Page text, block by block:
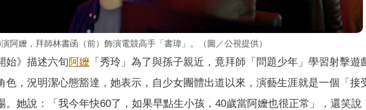
阿嬤，拜師林書函（前）飾演電競高手「書瑋」。（圖／公視提供）
始》描述六旬阿嬤 「秀玲」為了與孫子親近，竟拜師「問題少年」學習射擊遊
色，況明潔心態豁達，她表示，自少女團體出道以來，演藝生涯就是一個「接
。她說：「我今年快60了，如果早點生小孩，40歲當阿嬤也很正常」，還笑說